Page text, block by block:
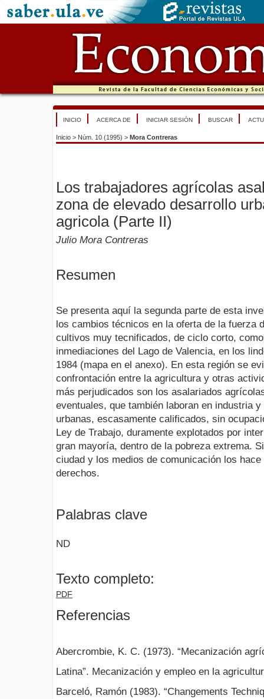
INICIO ACERCA DE INICIAR SESIÓN BUSCAR
Inicio > Núm. 10 (1995) > Mora Contreras
Los trabajadores agrícolas
zona de elevado desarrollo
agricola (Parte II)
Julio Mora Contreras
Resumen
Se presenta aquí la segunda parte de esta
los cambios técnicos en la oferta de la fuerza
cultivos muy tecnificados, de ciclo corto,
inmediaciones del Lago de Valencia, en los
1984 (mapa en el anexo). En esta región se
confrontación entre la agricultura y otras
más perjudicados son los asalariados
eventuales, que también laboran en industria
urbanas, escasamente calificados, sin
Ley de Trabajo, duramente explotados por
gran mayoría, dentro de la pobreza extrema.
ciudad y los medios de comunicación los
derechos.
Palabras clave
ND
Texto completo:
PDF
Referencias
Abercrombie, K. C. (1973). “Mecanización
Latina”. Mecanización y empleo en la
Barceló, Ramón (1983). “Changements